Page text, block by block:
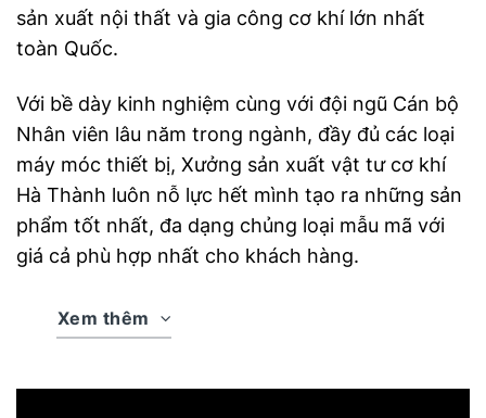
sản xuất nội thất và gia công cơ khí lớn nhất
toàn Quốc.
Với bề dày kinh nghiệm cùng với đội ngũ Cán bộ
Nhân viên lâu năm trong ngành, đầy đủ các loại
máy móc thiết bị, Xưởng sản xuất vật tư cơ khí
Hà Thành luôn nỗ lực hết mình tạo ra những sản
phẩm tốt nhất, đa dạng chủng loại mẫu mã với
giá cả phù hợp nhất cho khách hàng.
Xem thêm